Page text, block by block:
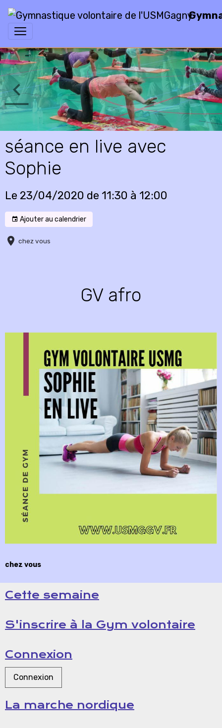
séance en live avec
Sophie
Le 23/04/2020 de 11:30 à 12:00
Ajouter au calendrier
chez vous
GV afro
chez vous
Cette semaine
S'inscrire à la Gym volontaire
Connexion
Connexion
La marche nordique